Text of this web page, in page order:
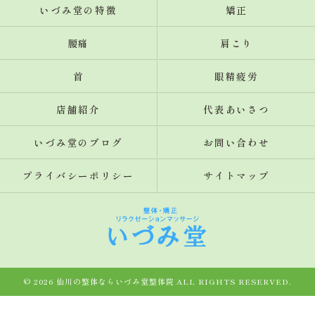
いづみ堂の特徴 矯正
腰痛 肩こり
首 眼精疲労
店舗紹介 代表あいさつ
いづみ堂のブログ お問い合わせ
プライバシーポリシー サイトマップ
© 2026 仙川の整体ならいづみ堂整体院 ALL RIGHTS RESERVED.